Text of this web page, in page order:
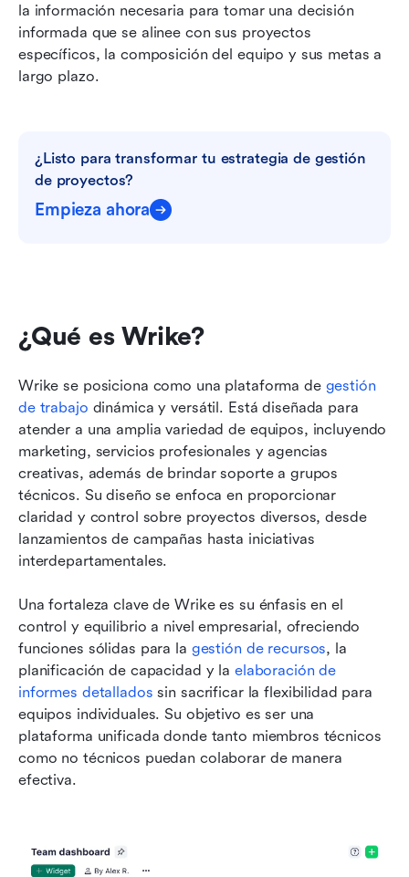
la información necesaria para tomar una decisión
informada que se alinee con sus proyectos
específicos, la composición del equipo y sus metas a
largo plazo.
¿Listo para transformar tu estrategia de gestión
de proyectos?
Empieza ahora
¿Qué es Wrike?
Wrike se posiciona como una plataforma de gestión
de trabajo dinámica y versátil. Está diseñada para
atender a una amplia variedad de equipos, incluyendo
marketing, servicios profesionales y agencias
creativas, además de brindar soporte a grupos
técnicos. Su diseño se enfoca en proporcionar
claridad y control sobre proyectos diversos, desde
lanzamientos de campañas hasta iniciativas
interdepartamentales.
Una fortaleza clave de Wrike es su énfasis en el
control y equilibrio a nivel empresarial, ofreciendo
funciones sólidas para la gestión de recursos, la
planificación de capacidad y la elaboración de
informes detallados sin sacrificar la flexibilidad para
equipos individuales. Su objetivo es ser una
plataforma unificada donde tanto miembros técnicos
como no técnicos puedan colaborar de manera
efectiva.
Lecturas relacionadas